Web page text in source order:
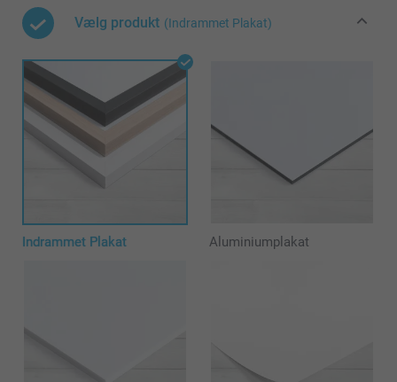
Vælg produkt (Indrammet Plakat)
Indrammet Plakat Aluminiumplakat